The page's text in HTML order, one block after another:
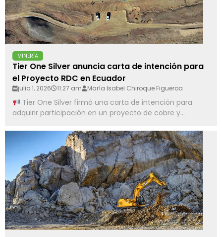
MINERÍA
Tier One Silver anuncia carta de intención para
el Proyecto RDC en Ecuador
julio 1, 2026 11:27 am María Isabel Chiroque Figueroa
Tier One Silver firmó una carta de intención para
adquirir participación en un proyecto de cobre y...